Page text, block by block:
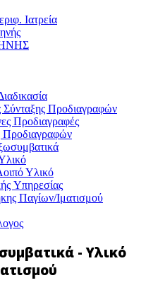
Ιατρεία
Προδιαγραφών
Προδιαγραφές
Προδιαγραφών
Υλικό
Yπηρεσίας
Παγίων/Ιματισμού
- Υλικό